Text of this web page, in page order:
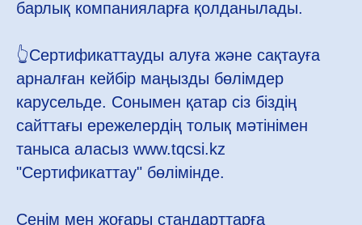
барлық компанияларға қолданылады.
👆Сертификаттауды алуға және сақтауға
арналған кейбір маңызды бөлімдер
карусельде. Сонымен қатар сіз біздің
сайттағы ережелердің толық мәтінімен
таныса аласыз www.tqcsi.kz
"Сертификаттау" бөлімінде.
Сенім мен жоғары стандарттарға